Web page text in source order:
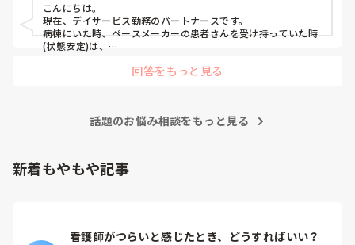
こんにちは。
現在、デイサービス勤務のパートナースです。
病棟にいた時、ペースメーカーの患者さんを受け持っていた時
(状態安定)は、
ペースメーカーがきちんと作動されていない・不整脈のサイン
参考になれば幸いです。
回答をもっと見る
話題のお悩み相談をもっと見る
新着もやもや記事
看護師がつらいと感じたとき、どうすればいい？